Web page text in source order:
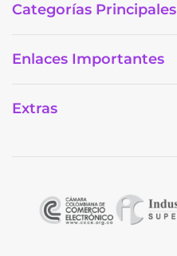
Categorías Principales
Enlaces Importantes
Extras